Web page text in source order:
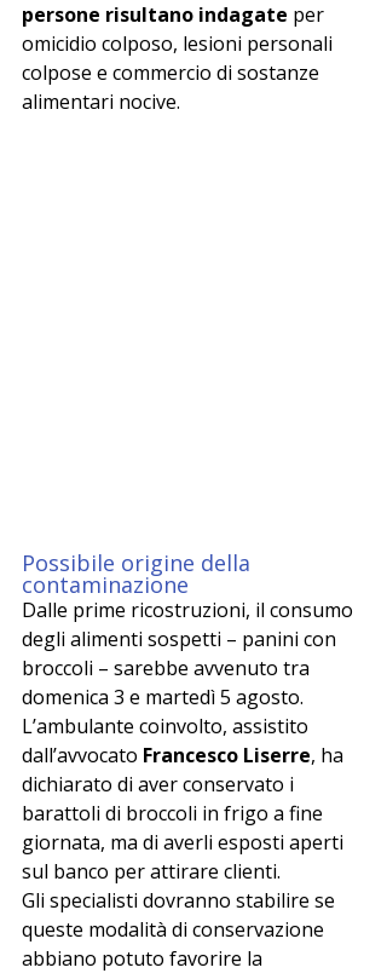
persone risultano indagate per
omicidio colposo, lesioni personali
colpose e commercio di sostanze
alimentari nocive.
Possibile origine della
contaminazione
Dalle prime ricostruzioni, il consumo
degli alimenti sospetti – panini con
broccoli – sarebbe avvenuto tra
domenica 3 e martedì 5 agosto.
L’ambulante coinvolto, assistito
dall’avvocato Francesco Liserre, ha
dichiarato di aver conservato i
barattoli di broccoli in frigo a fine
giornata, ma di averli esposti aperti
sul banco per attirare clienti.
Gli specialisti dovranno stabilire se
queste modalità di conservazione
abbiano potuto favorire la